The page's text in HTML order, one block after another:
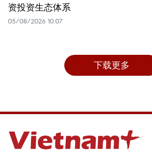
资投资生态体系
05/08/2026 10:07
下载更多